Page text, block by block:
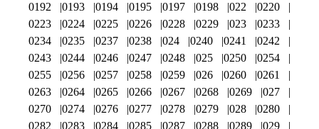
0192
0193 0194 0195 0197 0198 022
0220
0223
0224 0225 0226 0228 0229 023
0233
0234
0235 0237 0238 024 0240 0241
0242
0243
0244 0246 0247 0248 025 0250
0254
0255
0256 0257 0258 0259 026 0260
0261
0263
0264 0265 0266 0267 0268 0269
027
0270
0274 0276 0277 0278 0279 028
0280
0282
0283 0284 0285 0287 0288 0289 029